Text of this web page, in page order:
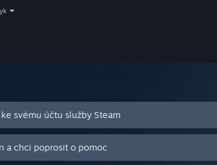
svému účtu služby Steam
a chci poprosit o pomoc